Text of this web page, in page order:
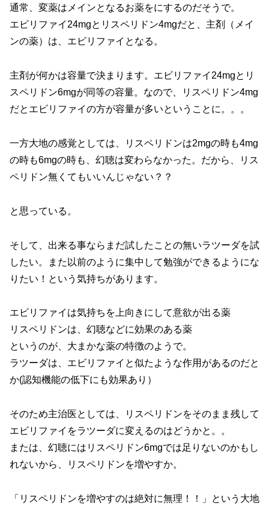
通常、変薬はメインとなるお薬をにするのだそうで。
エビリファイ24mgとリスペリドン4mgだと、主剤（メイ
ンの薬）は、エビリファイとなる。
主剤が何かは容量で決まります。エビリファイ24mgとリ
スペリドン6mgが同等の容量。なので、リスペリドン4mg
だとエビリファイの方が容量が多いということに。。。
一方大地の感覚としては、リスペリドンは2mgの時も4mg
の時も6mgの時も、幻聴は変わらなかった。だから、リス
ペリドン無くてもいいんじゃない？？
と思っている。
そして、出来る事ならまだ試したことの無いラツーダを試
したい。また以前のように集中して勉強ができるようにな
りたい！という気持ちがあります。
エビリファイは気持ちを上向きにして意欲が出る薬
リスペリドンは、幻聴などに効果のある薬
というのが、大まかな薬の特徴のようで。
ラツーダは、エビリファイと似たような作用があるのだと
か(認知機能の低下にも効果あり）
そのため主治医としては、リスペリドンをそのまま残して
エビリファイをラツーダに変えるのはどうかと。。
または、幻聴にはリスペリドン6mgでは足りないのかもし
れないから、リスペリドンを増やすか。
「リスペリドンを増やすのは絶対に無理！！」という大地